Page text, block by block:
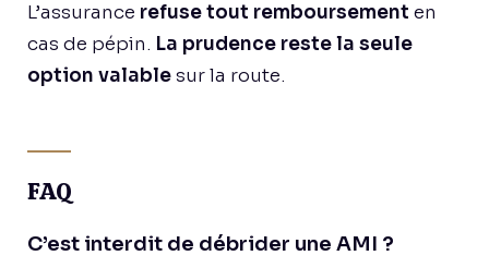
L’assurance refuse tout remboursement en
cas de pépin. La prudence reste la seule
option valablesur la route.
FAQ
C’est interdit de débrider une AMI ?